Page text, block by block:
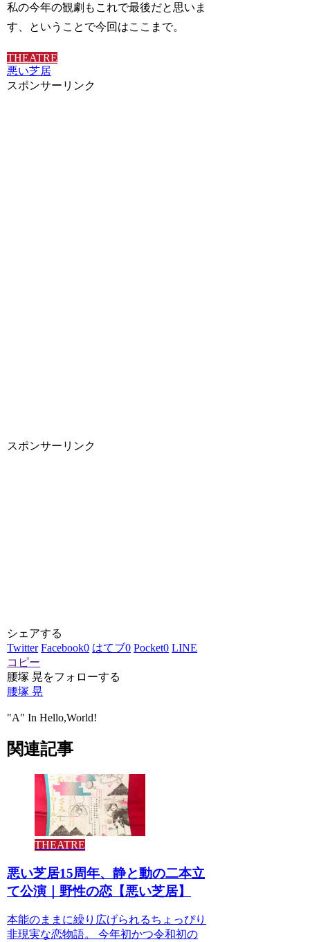
私の今年の観劇もこれで最後だと思いま
す、ということで今回はここまで。
THEATRE
悪い芝居
スポンサーリンク
スポンサーリンク
シェアする
Twitter Facebook0 はてブ0 Pocket0 LINE
コピー
腰塚 晃をフォローする
腰塚 晃
"A" In Hello,World!
関連記事
THEATRE
悪い芝居15周年、静と動の二本立
て公演｜野性の恋【悪い芝居】
本能のままに繰り広げられるちょっぴり
非現実な恋物語。 今年初かつ令和初の